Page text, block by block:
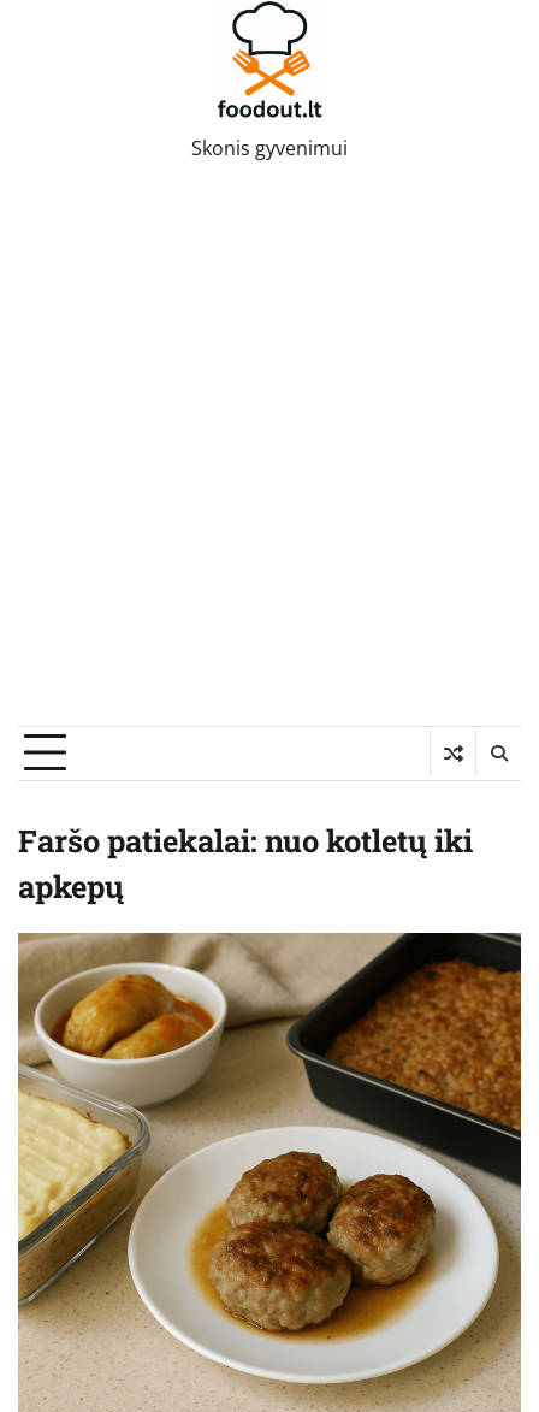
Skonis gyvenimui
Faršo patiekalai: nuo kotletų iki
apkepų